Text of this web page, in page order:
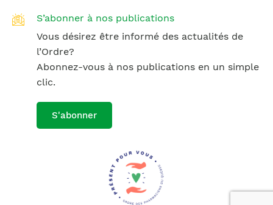
S’abonner à nos publications
Vous désirez être informé des actualités de
l’Ordre?
Abonnez-vous à nos publications en un simple
clic.
S'abonner